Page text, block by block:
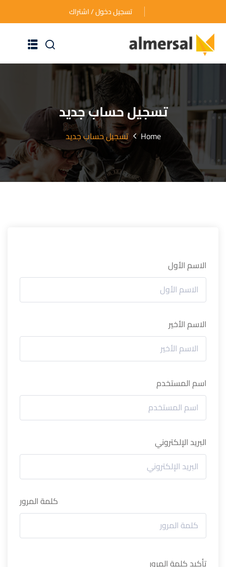
تسجيل دخول / اشتراك
الرئيسية
عن الأكاديمية
دوراتنا التدريبية
الأسئلة المتكررة
اتصل بنا
تسجيل حساب جديد
Home تسجيل حساب جديد
الاسم الأول
الاسم الأخير
اسم المستخدم
البريد الإلكتروني
كلمة المرور
تأكيد كلمة المرور